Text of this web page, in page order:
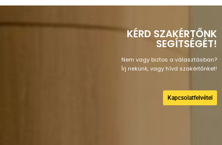
KÉRD SZAKÉRTŐNK
SEGÍTSÉGÉT!
Nem vagy biztos a választásban?
Írj nekünk, vagy hívd szakértőnket!
Kapcsolatfelvétel